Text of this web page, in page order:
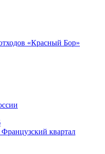
«Красный Бор»
квартал